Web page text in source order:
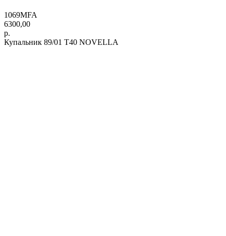
1069MFA
6300,00
р.
Купальник 89/01 T40 NOVELLA